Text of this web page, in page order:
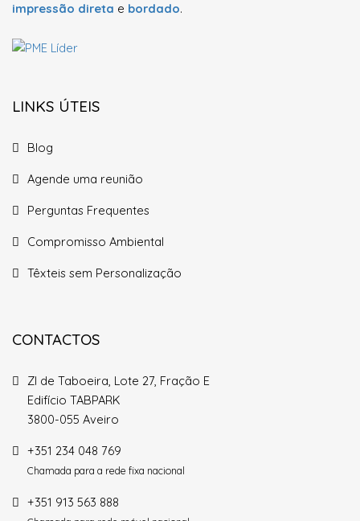
impressão direta e bordado.
LINKS ÚTEIS
Blog
Agende uma reunião
Perguntas Frequentes
Compromisso Ambiental
Têxteis sem Personalização
CONTACTOS
ZI de Taboeira, Lote 27, Fração E
Edifício TABPARK
3800-055 Aveiro
+351 234 048 769
Chamada para a rede fixa nacional
+351 913 563 888